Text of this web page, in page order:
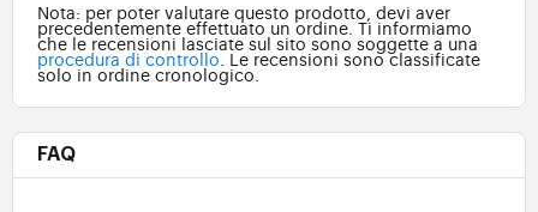
Nota: per poter valutare questo prodotto, devi aver
precedentemente effettuato un ordine. Ti informiamo
che le recensioni lasciate sul sito sono soggette a una
procedura di controllo . Le recensioni sono classificate
solo in ordine cronologico.
FAQ